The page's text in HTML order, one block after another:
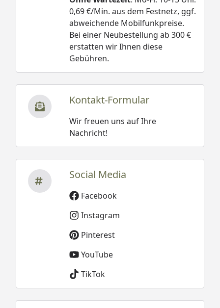
0,69 €/Min. aus dem Festnetz, ggf.
abweichende Mobilfunkpreise.
Bei einer Neubestellung ab 300 €
erstatten wir Ihnen diese
Gebühren.
Kontakt-Formular
Wir freuen uns auf Ihre
Nachricht!
Social Media
Facebook
Instagram
Pinterest
YouTube
TikTok